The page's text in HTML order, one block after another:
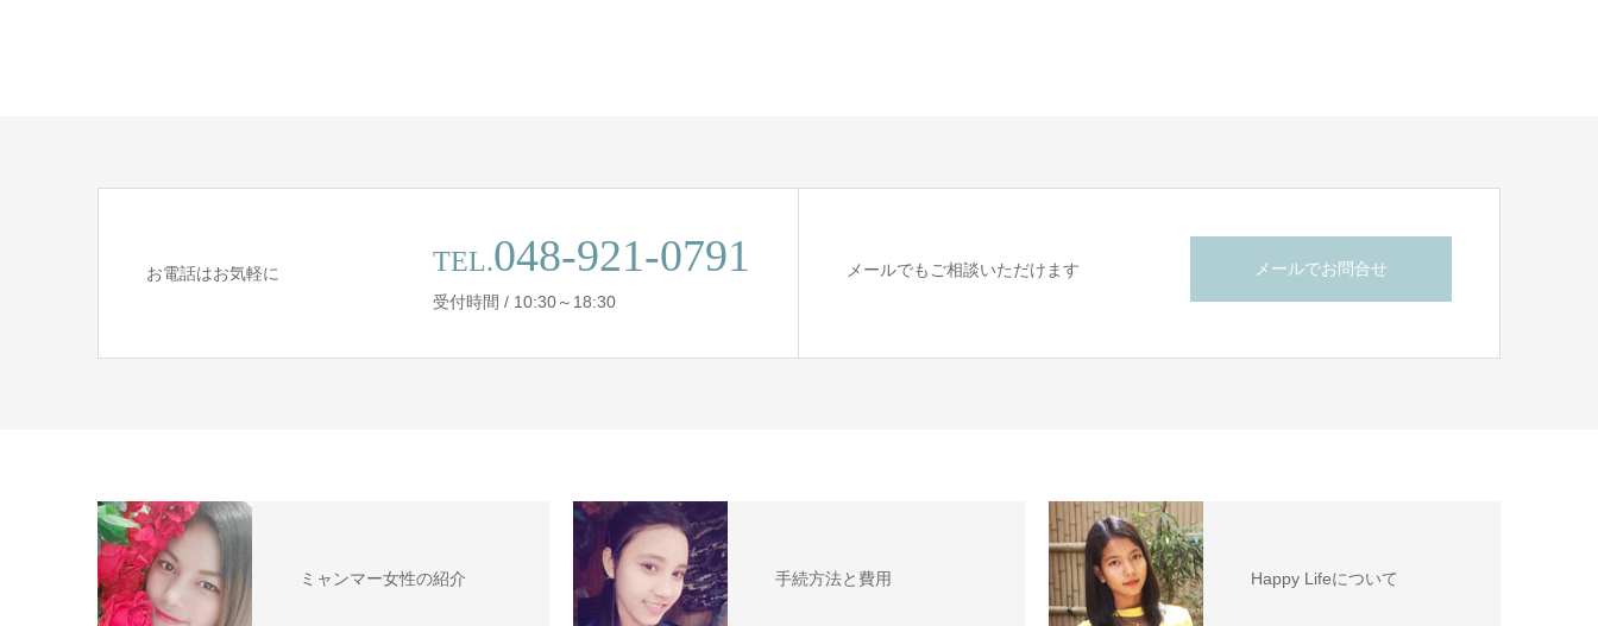
お電話はお気軽に TEL.048-921-0791
受付時間 / 10:30～18:30
メールでもご相談いただけます メールでお問合せ
ミャンマー女性の紹介 手続方法と費用 Happy Lifeについて